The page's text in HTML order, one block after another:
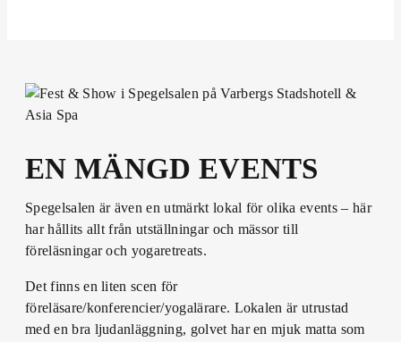
EN MÄNGD EVENTS
Spegelsalen är även en utmärkt lokal för olika events – här
har hållits allt från utställningar och mässor till
föreläsningar och yogaretreats.
Det finns en liten scen för
föreläsare/konferencier/yogalärare. Lokalen är utrustad
med en bra ljudanläggning, golvet har en mjuk matta som